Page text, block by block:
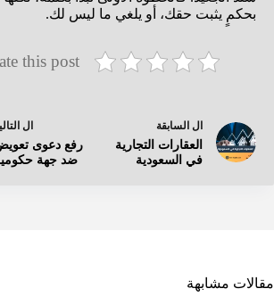
بحكمٍ يثبت حقك، أو يلغي ما ليس لك.
this post
ال السابقة
العقارات التجارية
في السعودية
ال
رفع دعوى
ضد جهة
مقالات مشابهة